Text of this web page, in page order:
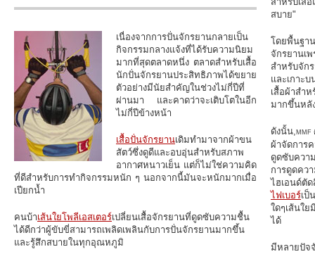
เนื่องจากการปั่นจักรยานกลายเป็น
กิจกรรมกลางแจ้งที่ได้รับความนิยม
มากที่สุดตลาดหนึ่ง ตลาดสำหรับเสื้อ
นักปั่นจักรยานประสิทธิภาพได้ขยาย
ตัวอย่างมีนัยสำคัญในช่วงไม่กี่ปีที่
ผ่านมา และคาดว่าจะเติบโตในอีก
ไม่กี่ปีข้างหน้า
เสื้อปั่นจักรยานเดิมทำมาจากผ้าขน
สัตว์ซึ่งดูดีและอบอุ่นสำหรับสภาพ
อากาศหนาวเย็น แต่ก็ไม่ใช่ความคิด
ที่ดีสำหรับการทำกิจกรรมหนัก ๆ นอกจากนี้มันจะหนักมากเมื่อ
เปียกน้ำ
คนบ้าเส้นใยโพลีเอสเตอร์เปลี่ยนเสื้อจักรยานที่ดูดซับความชื้น
ได้ดีกว่าผู้ขับขี่สามารถเพลิดเพลินกับการปั่นจักรยานมากขึ้น
และรู้สึกสบายในทุกอุณหภูมิ
สบาย"
โดยพื้นฐา
จักรยานเ
สำหรับจัก
และเกาะ
เสื้อผ้าสำ
มากขึ้นหลั
ดังนั้น, MMF
ผ้าจัดการ
ดูดซับควา
การดูดคว
ไฮเอนด์ตั
ไฟเบอร์เป็
ใดๆเส้นใ
ได้
มีหลายปัจ